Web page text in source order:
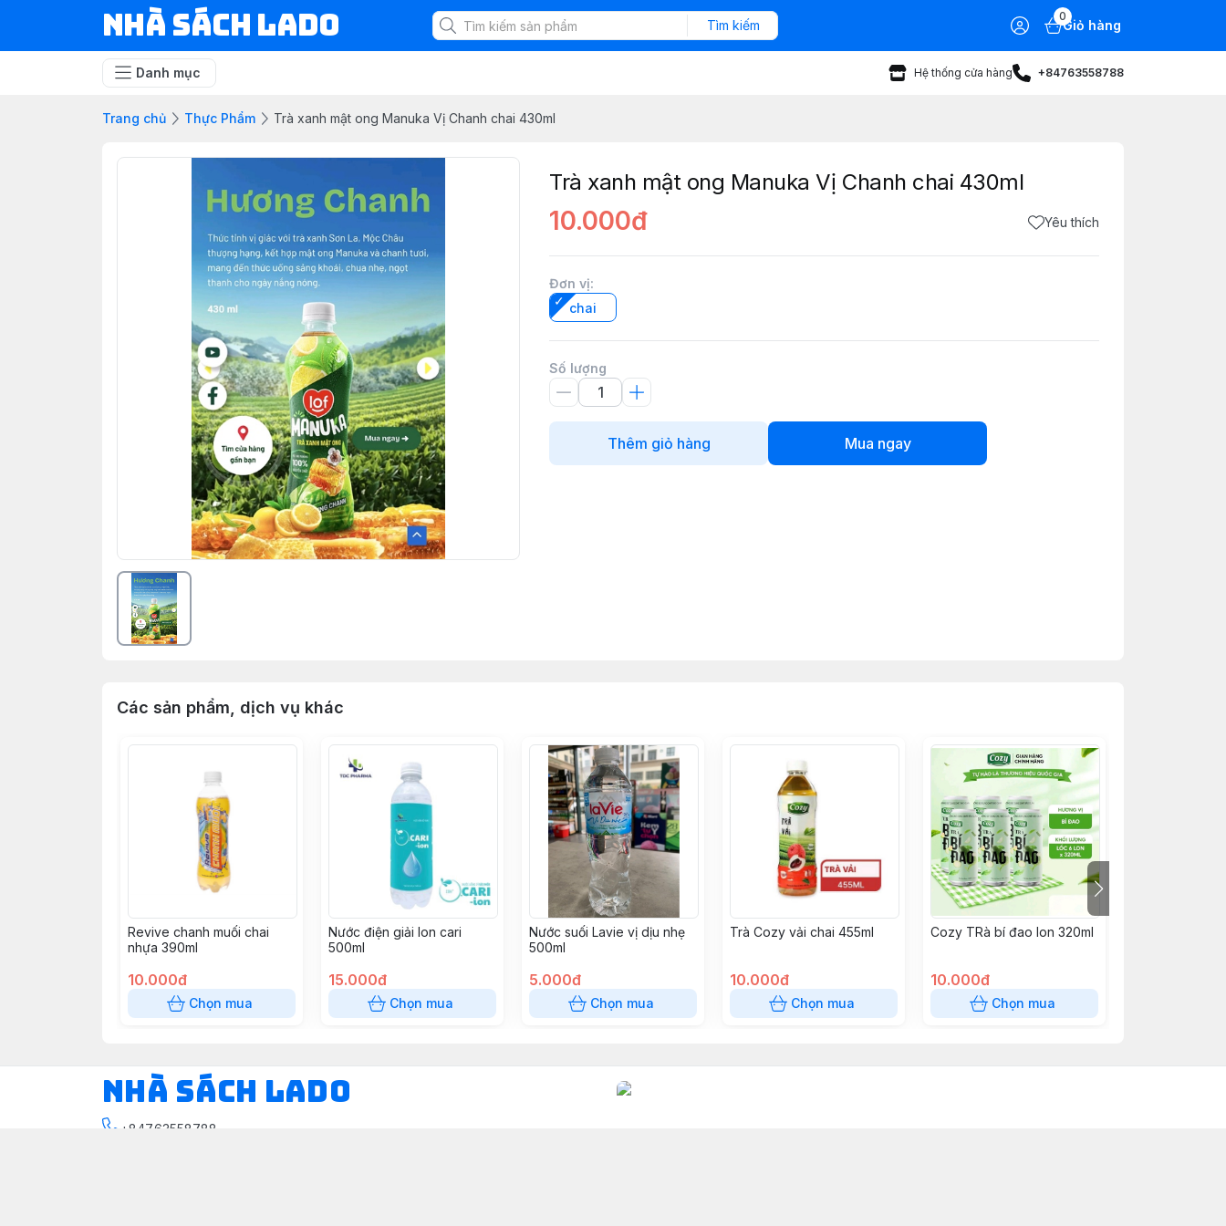
NHÀ SÁCH LADO Tìm kiếm
0
Giỏ hàng
Danh mục Hệ thống cửa hàng +84763558788
Trang chủ Thực Phẩm Trà xanh mật ong Manuka Vị Chanh chai 430ml
Trà xanh mật ong Manuka Vị Chanh chai 430ml
10.000đ Yêu thích
Đơn vị:
chai
Số lượng
Thêm giỏ hàng Mua ngay
Các sản phẩm, dịch vụ khác
Revive chanh muối chai
nhựa 390ml
10.000đ
Chọn mua
Nước điện giải Ion cari
500ml
15.000đ
Chọn mua
Nước suối Lavie vị dịu nhẹ
500ml
5.000đ
Chọn mua
Trà Cozy vải chai 455ml
10.000đ
Chọn mua
Cozy TRà bí đao lon 320ml
10.000đ
Chọn mua
NHÀ SÁCH LADO
+84763558788